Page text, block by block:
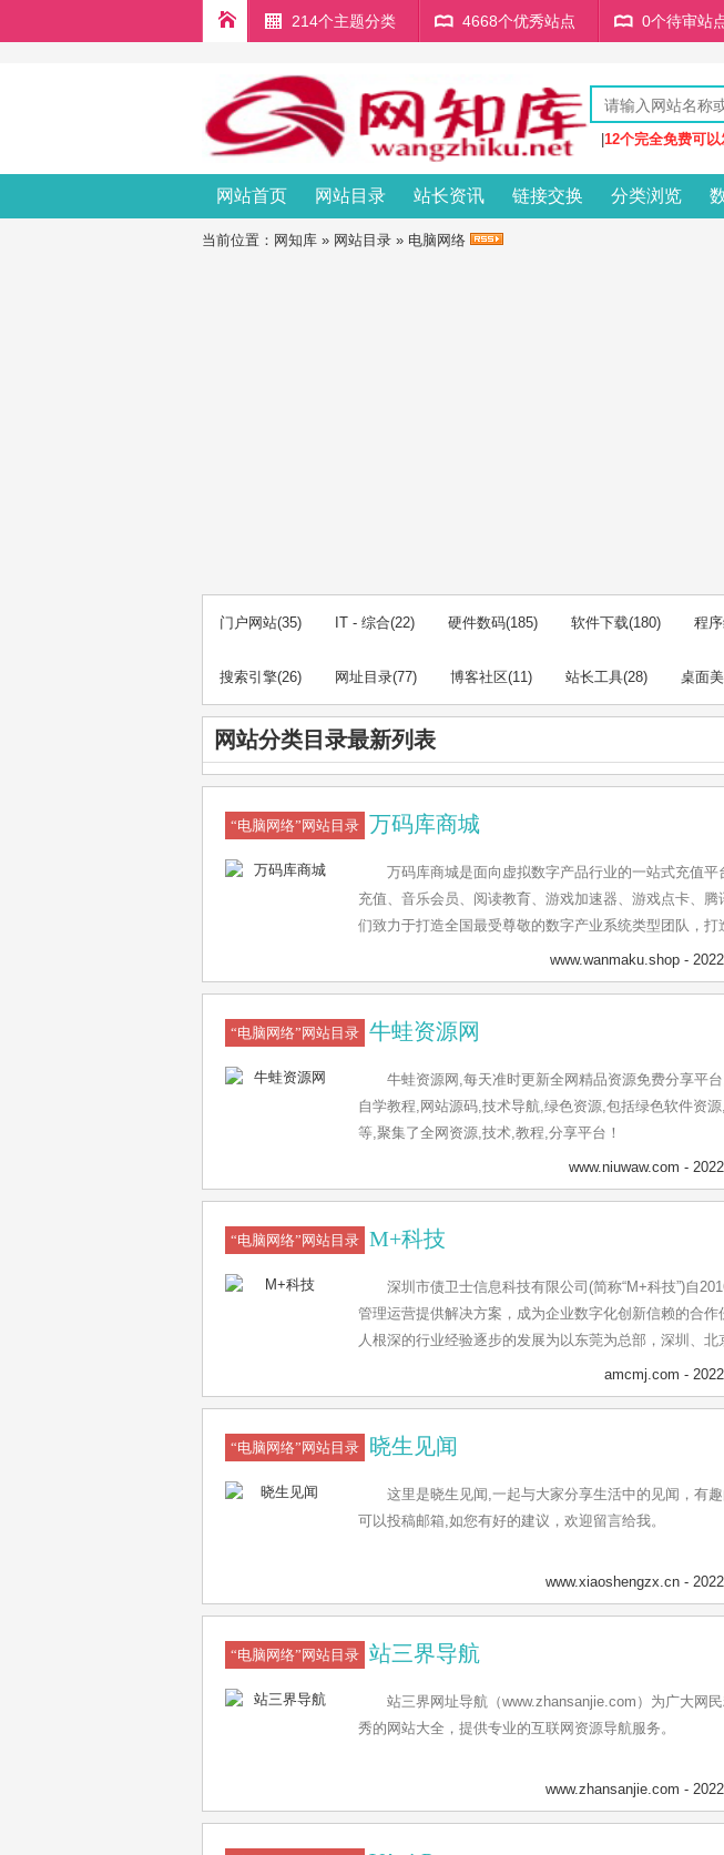
214个主题分类 4668个优秀站点 0个待审站
12个完全免费可
网站首页 网站目录 站长资讯 链接交换 分类浏览
当前位置： 网知库 » 网站目录 » 电脑网络
门户网站(35) IT - 综合(22) 硬件数码(185) 软件下载(180) 程
搜索引擎(26) 网址目录(77) 博客社区(11) 站长工具(28) 桌面
网站分类目录最新列表
“电脑网络”网站目录 万码库商城
万码库商城是面向虚拟数字产品行业的一站式充值
充值、音乐会员、阅读教育、游戏加速器、游戏点卡、
们致力于打造全国最受尊敬的数字产业系统类型团队，
www.wanmaku.shop -
“电脑网络”网站目录 牛蛙资源网
牛蛙资源网,每天准时更新全网精品资源免费分享平
自学教程,网站源码,技术导航,绿色资源,包括绿色软件资
等,聚集了全网资源,技术,教程,分享平台！
www.niuwaw.com -
“电脑网络”网站目录 M+科技
深圳市债卫士信息科技有限公司(简称“M+科技”)自
管理运营提供解决方案，成为企业数字化创新信赖的合
人根深的行业经验逐步的发展为以东莞为总部，深圳、
为科技研发支撑，深耕于金融贷后科技及政企数字化科
字化、精细化、Ai智能化、决策数字化企业数字化生态
amcmj.com -
“电脑网络”网站目录 晓生见闻
这里是晓生见闻,一起与大家分享生活中的见闻，有
可以投稿邮箱,如您有好的建议，欢迎留言给我。
www.xiaoshengzx.cn -
“电脑网络”网站目录 站三界导航
站三界网址导航（www.zhansanjie.com）为广大网
秀的网站大全，提供专业的互联网资源导航服务。
www.zhansanjie.com -